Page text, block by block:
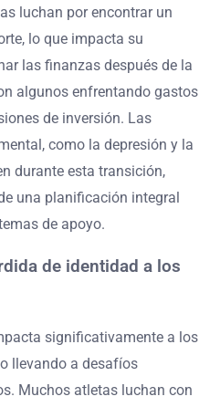
luchan por encontrar un
lo que impacta su
las finanzas después de la
algunos enfrentando gastos
de inversión. Las
como la depresión y la
durante esta transición,
una planificación integral
de apoyo.
de identidad a los
significativamente a los
llevando a desafíos
Muchos atletas luchan con